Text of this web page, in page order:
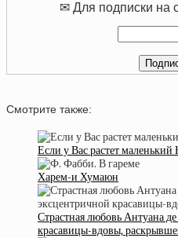
✉ Для подписки на
Смотрите также:
Если у Вас растет
Харем-и Хумаюн
Страстная любовь Антуана
красавицы-вдовы,